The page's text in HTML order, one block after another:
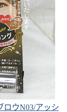
ロウN03/アッシ